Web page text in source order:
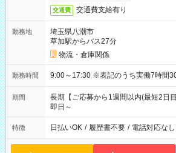
交通費 交通費支給有り
勤務地
埼玉県八潮市
草加駅からバス27分
物流・倉庫関係
勤務時間 9:00～17:30 ※表記のうち実働7時
期間
長期【ご応募から1週間以内(最短2日
即日～
特徴 日払いOK / 履歴書不要 / 電話対応なし